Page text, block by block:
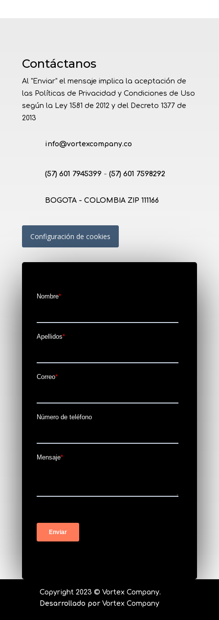
Contáctanos
Al "Enviar" el mensaje implica la aceptación de
las Políticas de Privacidad y Condiciones de Uso
según la Ley 1581 de 2012 y del Decreto 1377 de
2013
info@vortexcompany.co
(57) 601 7945399 - (57) 601 7598292
BOGOTA - COLOMBIA ZIP 111166
Configuración de cookies
Copyright 2023 © Vortex Company.
Desarrollado por Vortex Company